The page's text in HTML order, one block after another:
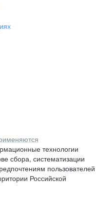
технологии
сбора, систематизации
пользователей
Российской